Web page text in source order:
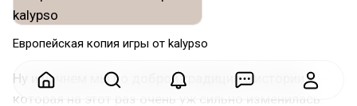
Европейская копия игры от kalypso
Ну и начнем мы по доброй традиции с истории,
которая на этот раз очень уж сильно изменилась.